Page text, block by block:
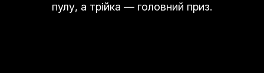
пулу, а трійка — головний приз.